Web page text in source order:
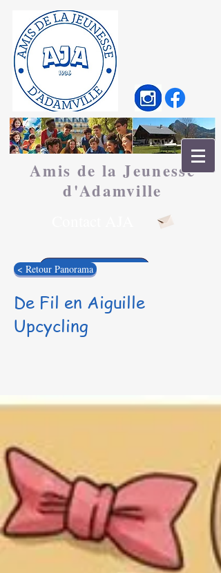
Amis de la Jeunesse
d'Adamville
< Retour Panorama
De Fil en Aiguille
Upcycling